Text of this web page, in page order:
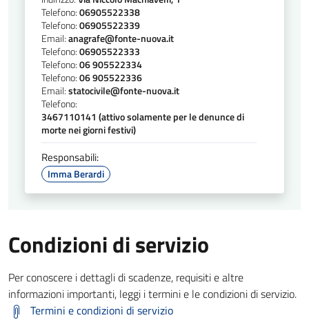
Telefono:06905522338
Telefono:06905522339
Email:anagrafe@fonte-nuova.it
Telefono:06905522333
Telefono:06 905522334
Telefono:06 905522336
Email:statocivile@fonte-nuova.it
Telefono:
3467110141 (attivo solamente per le denunce di
morte nei giorni festivi)
Responsabili:
Imma Berardi
Condizioni di servizio
Per conoscere i dettagli di scadenze, requisiti e altre
informazioni importanti, leggi i termini e le condizioni di servizio.
Termini e condizioni di servizio